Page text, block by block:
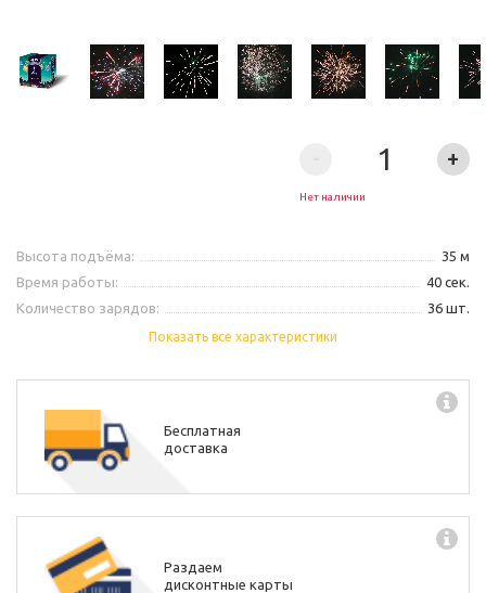
+
Нет наличии
Высота подъёма:
35 м
Время работы:
40 сек.
Количество зарядов:
36 шт.
Показать все характеристики
Бесплатная
доставка
Раздаем
дисконтные карты